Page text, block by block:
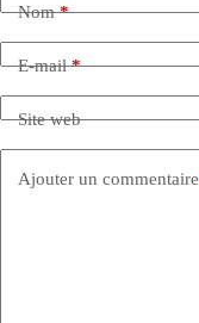
Nom*
E-mail*
Site web
Ajouter un commentaire